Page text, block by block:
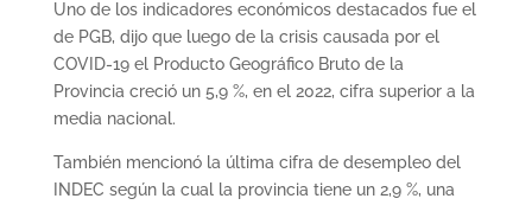
Uno de los indicadores económicos destacados fue el
de PGB, dijo que luego de la crisis causada por el
COVID-19 el Producto Geográfico Bruto de la
Provincia creció un 5,9 %, en el 2022, cifra superior a la
media nacional.
También mencionó la última cifra de desempleo del
INDEC según la cual la provincia tiene un 2,9 %, una